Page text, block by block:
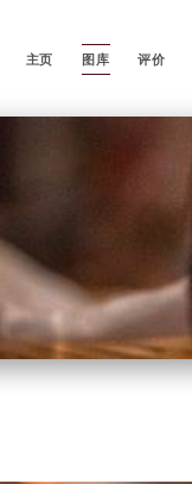
主页 图库 评价